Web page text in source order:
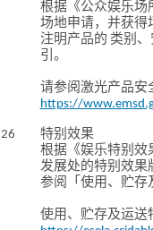
根据《公众娱乐场
场地申请，并获得
注明产品的 类别
引。
请参阅激光产品安
https://
26
特别效果
根据《娱乐特别效
发展处的特别效果
参阅「使用、贮存
使用、贮存及运送